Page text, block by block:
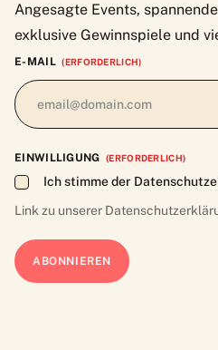
Angesagte Events,
exklusive Gewinnspiele und
E-MAIL (ERFORDERLICH)
EINWILLIGUNG (ERFORDERLICH)
Ich stimme der
Link zu unserer